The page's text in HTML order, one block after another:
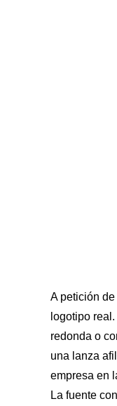
A petición
logotipo
redonda o
una lanza
empresa en
La fuente